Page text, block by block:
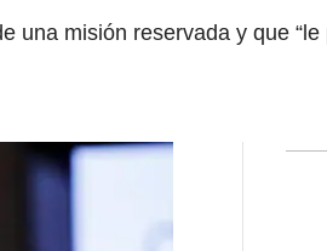
misión reservada y que